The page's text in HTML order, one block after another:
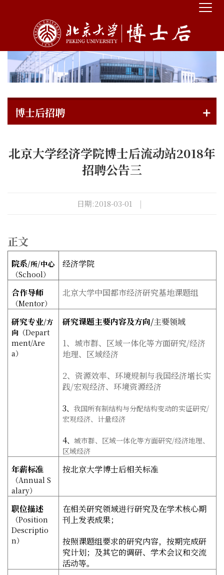
博士后招聘
北京大学经济学院博士后流动站2018年
招聘公告三
日期:2018-03-01 |
正文
院系/所/中心
（School）
经济学院
合作导师
（Mentor）
北京大学中国都市经济研究基地课题组
研究专业/方
向 （Depart
ment/Are
a）
研究课题主要内容及方向/主要领域
1、 城市群、区域一体化等方面研究/经济
地理、区域经济
2、 资源效率、环境规制与我国经济增长实
践/宏观经济、环境资源经济
3、我国所有制结构与分配结构变动的实证研究/
宏观经济、计量经济
4、城市群、区域一体化等方面研究/经济地理、
区域经济
年薪标准
（Annual S
alary）
按北京大学博士后相关标准
职位描述
（Position
Descriptio
n）
在相关研究领域进行研究及在学术核心期
刊上发表成果；
按照课题组要求的研究内容，按期完成研
究计划；及其它的调研、学术会议和交流
活动等。